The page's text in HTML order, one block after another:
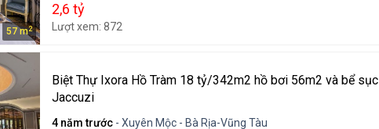
57 m2
2,6 tỷ
Lượt xem: 872
Biệt Thự Ixora Hồ Tràm 18 tỷ/342m2 hồ bơi 56m2 và bể sục
Jaccuzi
4 năm trước - Xuyên Mộc - Bà Rịa-Vũng Tàu